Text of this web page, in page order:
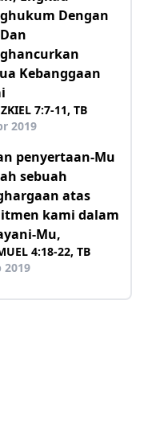
Dengan
Kebanggaan
7:7-11, TB
2019
penyertaan-Mu
sebuah
atas
kami dalam
Mu,
4:18-22, TB
2019